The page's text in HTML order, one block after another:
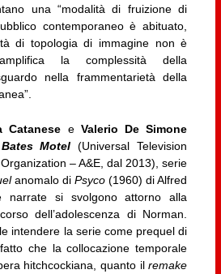
una “modalità di fruizione di
contemporaneo è abituato,
di topologia di immagine non è
la complessità della
nella frammentarietà della
Catanese e Valerio De Simone
Bates Motel (Universal Television
– A&E, dal 2013), serie
anomalo diPsyco (1960) di Alfred
narrate si svolgono attorno alla
dell’adolescenza di Norman.
intendere la serie come prequel di
che la collocazione temporale
hitchcockiana, quanto ilremake